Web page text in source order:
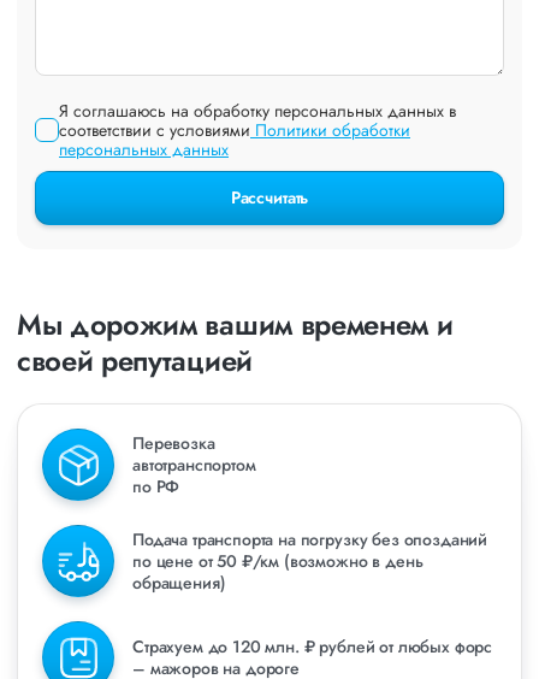
Я соглашаюсь на обработку персональных данных в
соответствии с условиями Политики обработки
персональных данных
Рассчитать
Мы дорожим вашим временем и
своей репутацией
Перевозка
автотранспортом
по РФ
Подача транспорта на погрузку без опозданий
по цене от 50 ₽/км (возможно в день
обращения)
Страхуем до 120 млн. ₽ рублей от любых форс
– мажоров на дороге